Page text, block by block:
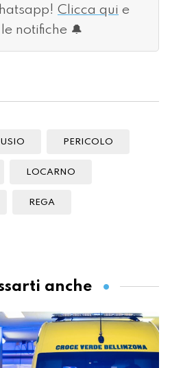
Clicca qui e
notifiche 🔔
PERICOLO
LOCARNO
REGA
anche